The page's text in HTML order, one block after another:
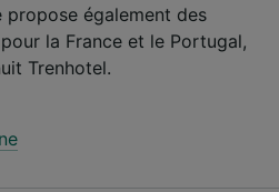
propose également des
la France et le Portugal,
Trenhotel.